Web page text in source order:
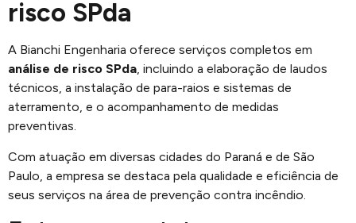
risco SPda
A Bianchi Engenharia oferece serviços completos em
análise de risco SPda, incluindo a elaboração de laudos
técnicos, a instalação de para-raios e sistemas de
aterramento, e o acompanhamento de medidas
preventivas.
Com atuação em diversas cidades do Paraná e de São
Paulo, a empresa se destaca pela qualidade e eficiência de
seus serviços na área de prevenção contra incêndio.